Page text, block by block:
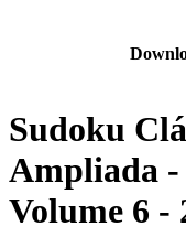
Sudoku
Ampliada -
Volume 6 -